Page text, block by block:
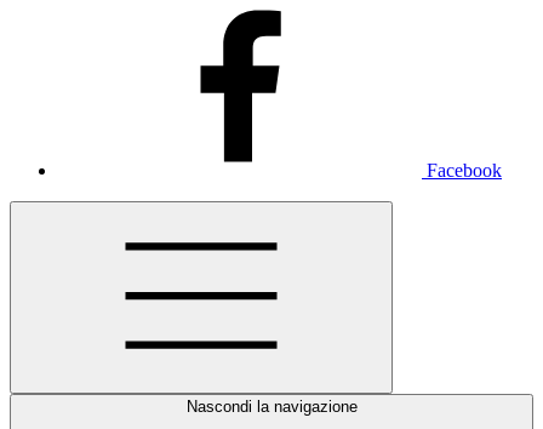
Facebook
Nascondi la navigazione